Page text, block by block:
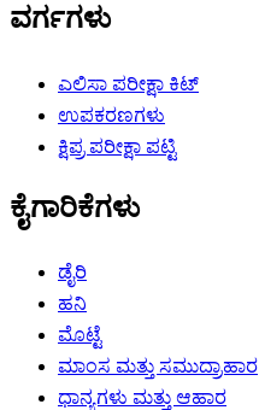
ವರ್ಗಗಳು
ಎಲಿಸಾ ಪರೀಕ್ಷಾ ಕಿಟ್
ಉಪಕರಣಗಳು
ಕ್ಷಿಪ್ರ ಪರೀಕ್ಷಾ ಪಟ್ಟಿ
ಕೈಗಾರಿಕೆಗಳು
ಡೈರಿ
ಹನಿ
ಮೊಟ್ಟೆ
ಮಾಂಸ ಮತ್ತು ಸಮುದ್ರಾಹಾರ
ಧಾನ್ಯಗಳು ಮತ್ತು ಆಹಾರ